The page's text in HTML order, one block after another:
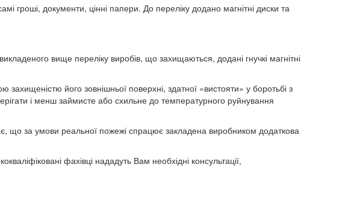
гроші, документи, цінні папери. До переліку додано магнітні диски та
вище переліку виробів, що захищаються, додані гнучкі магнітні
його зовнішньої поверхні, здатної «вистояти» у боротьбі з
і менш займисте або схильне до температурного руйнування
що за умови реальної пожежі спрацює закладена виробником додаткова
фахівці нададуть Вам необхідні консультації,